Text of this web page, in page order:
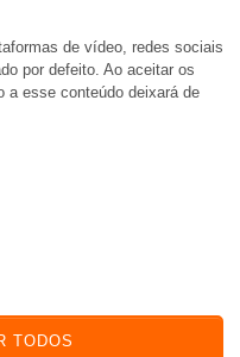
e porque é
de vídeo, redes sociais
por defeito. Ao aceitar os
a esse conteúdo deixará de
TODOS